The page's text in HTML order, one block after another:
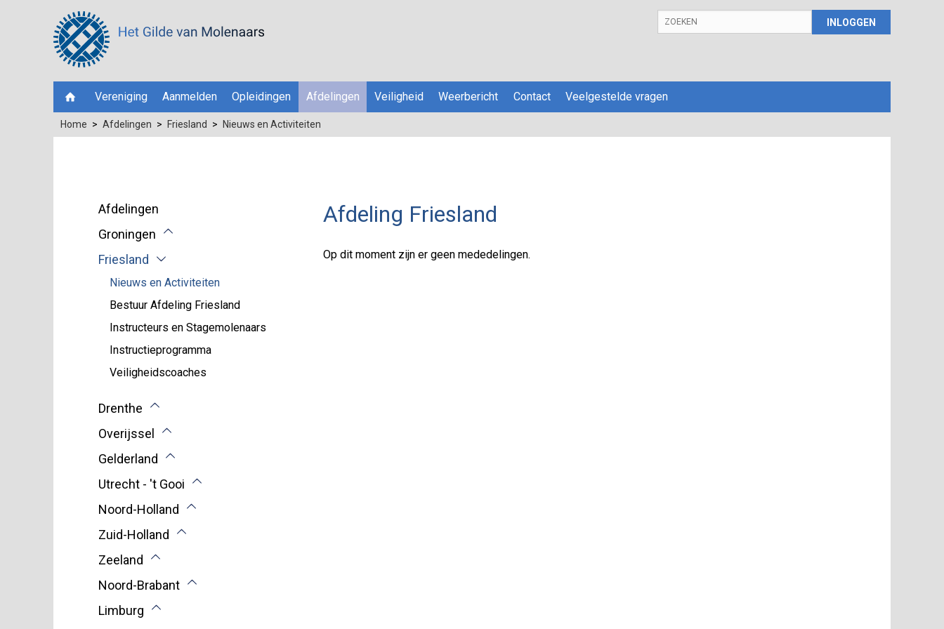
INLOGGEN
Vereniging Aanmelden Opleidingen Afdelingen Veiligheid Weerbericht Contact Veelgestelde vragen
Home Afdelingen Friesland Nieuws en Activiteiten
Afdelingen
Groningen
Friesland
Nieuws en Activiteiten
Bestuur Afdeling Friesland
Instructeurs en Stagemolenaars
Instructieprogramma
Veiligheidscoaches
Drenthe
Overijssel
Gelderland
Utrecht - 't Gooi
Noord-Holland
Zuid-Holland
Zeeland
Noord-Brabant
Limburg
Afdeling Friesland
Op dit moment zijn er geen mededelingen.